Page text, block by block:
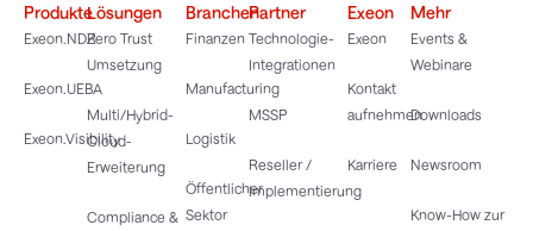
Produkte
Exeon.NDR
Exeon.UEBA
Exeon.Visibility
Lösungen
Zero Trust
Umsetzung
Multi/Hybrid-
Cloud-
Erweiterung
Compliance &
Branchen
Finanzen
Manufacturing
Logistik
Öffentlicher
Sektor
Partner
Technologie-
Integrationen
MSSP
Reseller /
Implementierung
Exeon
Exeon
Kontakt
aufnehmen
Karriere
Mehr
Events &
Webinare
Downloads
Newsroom
Know-How zur